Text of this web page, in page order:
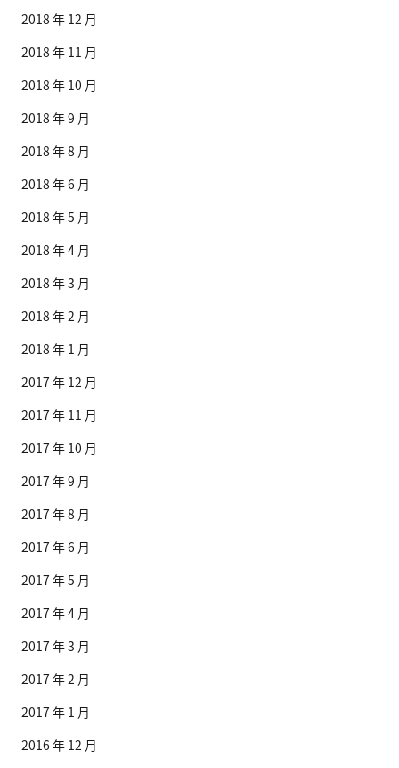
2018 年 12 月
2018 年 11 月
2018 年 10 月
2018 年 9 月
2018 年 8 月
2018 年 6 月
2018 年 5 月
2018 年 4 月
2018 年 3 月
2018 年 2 月
2018 年 1 月
2017 年 12 月
2017 年 11 月
2017 年 10 月
2017 年 9 月
2017 年 8 月
2017 年 6 月
2017 年 5 月
2017 年 4 月
2017 年 3 月
2017 年 2 月
2017 年 1 月
2016 年 12 月